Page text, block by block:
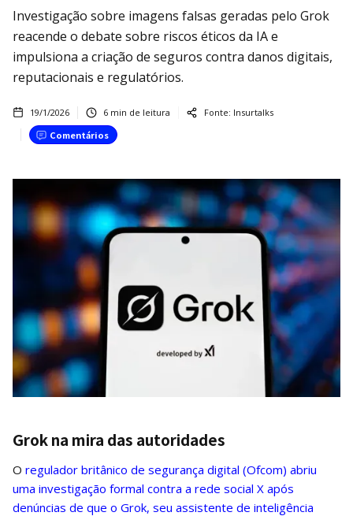
Investigação sobre imagens falsas geradas pelo Grok
reacende o debate sobre riscos éticos da IA e
impulsiona a criação de seguros contra danos digitais,
reputacionais e regulatórios.
19/1/2026 6 min de leitura Fonte: Insurtalks
Comentários
Grok na mira das autoridades
O regulador britânico de segurança digital (Ofcom) abriu
uma investigação formal contra a rede social X após
denúncias de que o Grok, seu assistente de inteligência